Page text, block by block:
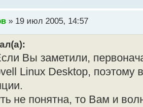
» 19 июл 2005, 14:57
Вы заметили,
Linux Desktop, поэтому
не понятна, то Вам и